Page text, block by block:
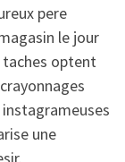
pere
le jour
taches optent
une